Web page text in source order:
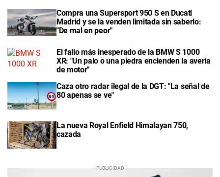
Compra una Supersport 950 S en Ducati
Madrid y se la venden limitada sin saberlo:
"De mal en peor"
El fallo más inesperado de la BMW S 1000
XR: "Un palo o una piedra encienden la avería
de motor"
Caza otro radar ilegal de la DGT: "La señal de
80 apenas se ve"
La nueva Royal Enfield Himalayan 750,
cazada